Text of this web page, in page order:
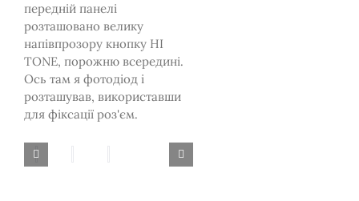
передній панелі
розташовано велику
напівпрозору кнопку HI
TONE, порожню всередині.
Ось там я фотодіод і
розташував, використавши
для фіксації роз'єм.